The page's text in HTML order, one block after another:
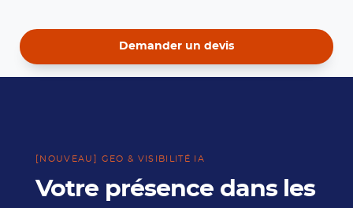
Demander un devis
[NOUVEAU] GEO & VISIBILITÉ IA
Votre présence dans les